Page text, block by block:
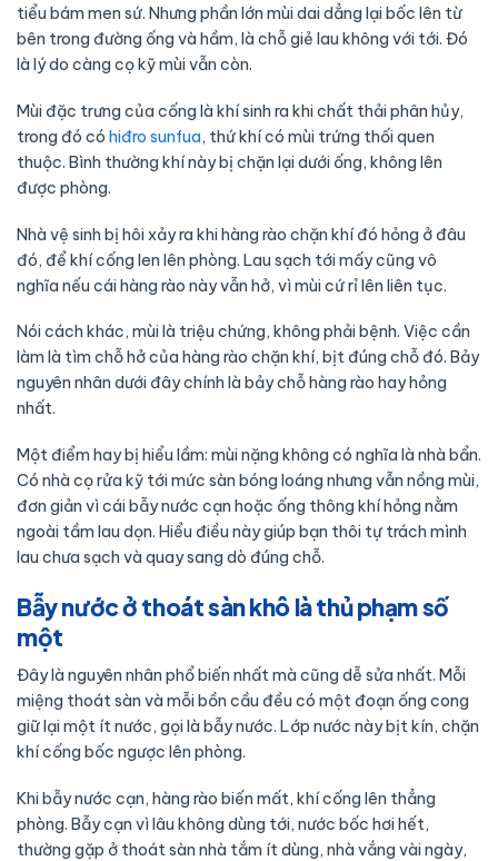
tiểu bám men sứ. Nhưng phần lớn mùi dai dẳng lại bốc lên từ
bên trong đường ống và hầm, là chỗ giẻ lau không với tới. Đó
là lý do càng cọ kỹ mùi vẫn còn.
Mùi đặc trưng của cống là khí sinh ra khi chất thải phân hủy,
trong đó có hiđro sunfua, thứ khí có mùi trứng thối quen
thuộc. Bình thường khí này bị chặn lại dưới ống, không lên
được phòng.
Nhà vệ sinh bị hôi xảy ra khi hàng rào chặn khí đó hỏng ở đâu
đó, để khí cống len lên phòng. Lau sạch tới mấy cũng vô
nghĩa nếu cái hàng rào này vẫn hở, vì mùi cứ rỉ lên liên tục.
Nói cách khác, mùi là triệu chứng, không phải bệnh. Việc cần
làm là tìm chỗ hở của hàng rào chặn khí, bịt đúng chỗ đó. Bảy
nguyên nhân dưới đây chính là bảy chỗ hàng rào hay hỏng
nhất.
Một điểm hay bị hiểu lầm: mùi nặng không có nghĩa là nhà bẩn.
Có nhà cọ rửa kỹ tới mức sàn bóng loáng nhưng vẫn nồng mùi,
đơn giản vì cái bẫy nước cạn hoặc ống thông khí hỏng nằm
ngoài tầm lau dọn. Hiểu điều này giúp bạn thôi tự trách mình
lau chưa sạch và quay sang dò đúng chỗ.
Bẫy nước ở thoát sàn khô là thủ phạm số
một
Đây là nguyên nhân phổ biến nhất mà cũng dễ sửa nhất. Mỗi
miệng thoát sàn và mỗi bồn cầu đều có một đoạn ống cong
giữ lại một ít nước, gọi là bẫy nước. Lớp nước này bịt kín, chặn
khí cống bốc ngược lên phòng.
Khi bẫy nước cạn, hàng rào biến mất, khí cống lên thẳng
phòng. Bẫy cạn vì lâu không dùng tới, nước bốc hơi hết,
thường gặp ở thoát sàn nhà tắm ít dùng, nhà vắng vài ngày,